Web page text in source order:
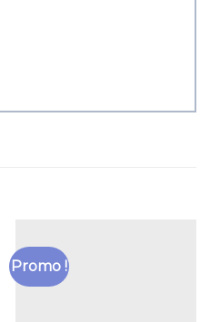
Promo !